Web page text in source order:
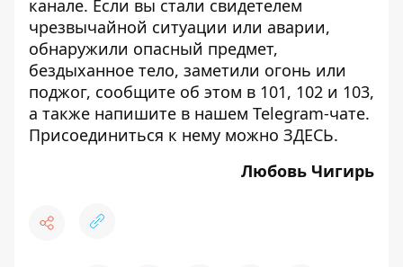
канале. Если вы стали свидетелем
чрезвычайной ситуации или аварии,
обнаружили опасный предмет,
бездыханное тело, заметили огонь или
поджог, сообщите об этом в 101, 102 и 103,
а также напишите в нашем Telegram-чате.
Присоединиться к нему можно ЗДЕСЬ.
Любовь Чигирь